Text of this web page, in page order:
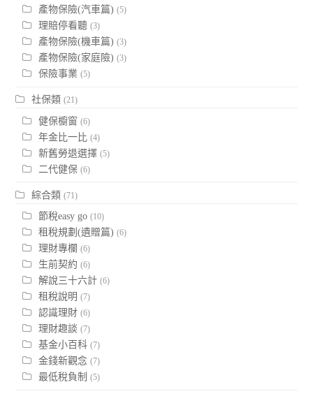
產物保險(汽車篇) (5)
理賠停看聽 (3)
產物保險(機車篇) (3)
產物保險(家庭險) (3)
保險事業 (5)
社保類 (21)
健保櫥窗 (6)
年金比一比 (4)
新舊勞退選擇 (5)
二代健保 (6)
綜合類 (71)
節稅easy go (10)
租稅規劃(遺贈篇) (6)
理財專欄 (6)
生前契約 (6)
解說三十六計 (6)
租稅說明 (7)
認識理財 (6)
理財趣談 (7)
基金小百科 (7)
金錢新觀念 (7)
最低稅負制 (5)